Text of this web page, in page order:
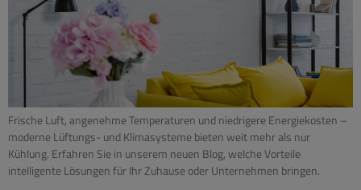
Frische Luft, angenehme Temperaturen und niedrigere Energiekosten –
moderne Lüftungs- und Klimasysteme bieten weit mehr als nur
Kühlung. Erfahren Sie in unserem neuen Blog, welche Vorteile
intelligente Lösungen für Ihr Zuhause oder Unternehmen bringen.